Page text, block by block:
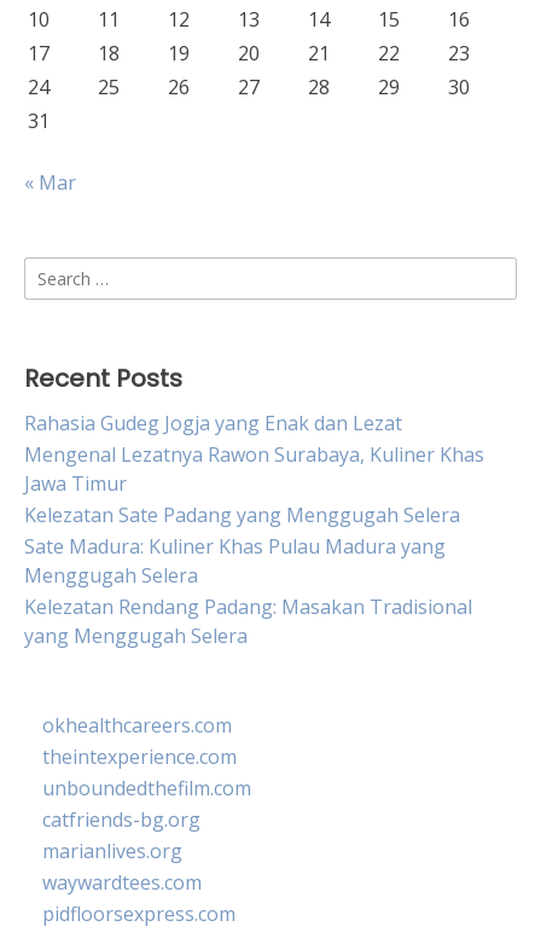
10
11 12 13 14 15
16
17
18 19 20 21 22
23
24
25 26 27 28 29
30
31
« Mar
Search
for:
Recent Posts
Rahasia Gudeg Jogja yang Enak dan Lezat
Mengenal Lezatnya Rawon Surabaya, Kuliner Khas
Jawa Timur
Kelezatan Sate Padang yang Menggugah Selera
Sate Madura: Kuliner Khas Pulau Madura yang
Menggugah Selera
Kelezatan Rendang Padang: Masakan Tradisional
yang Menggugah Selera
okhealthcareers.com
theintexperience.com
unboundedthefilm.com
catfriends-bg.org
marianlives.org
waywardtees.com
pidfloorsexpress.com